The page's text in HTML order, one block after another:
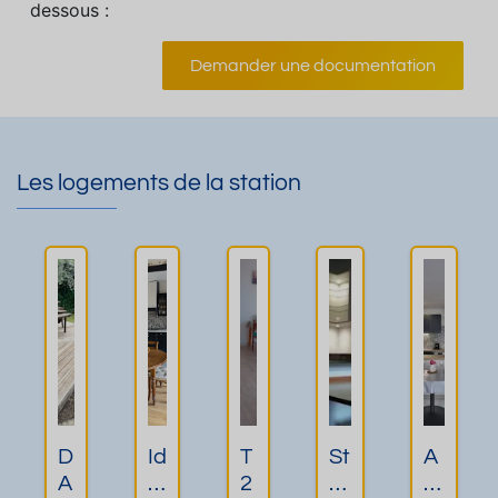
dessous :
Demander une documentation
Les logements de la station
D
A
Id
é
T
2
St
u
A
P